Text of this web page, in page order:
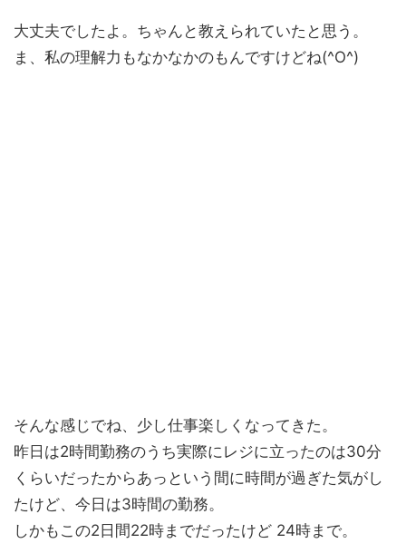
大丈夫でしたよ。ちゃんと教えられていたと思う。
ま、私の理解力もなかなかのもんですけどね(^O^)
そんな感じでね、少し仕事楽しくなってきた。
昨日は2時間勤務のうち実際にレジに立ったのは30分
くらいだったからあっという間に時間が過ぎた気がし
たけど、今日は3時間の勤務。
しかもこの2日間22時までだったけど 24時まで。